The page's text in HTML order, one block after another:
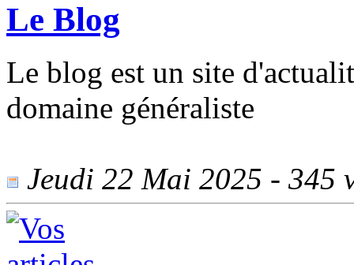
Le Blog
Le blog est un site
domaine généraliste
Jeudi 22 Mai 2025 - 345